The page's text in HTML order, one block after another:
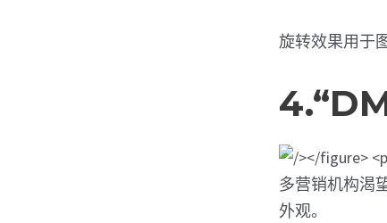
旋转效果用于
多营销机构渴
外观。